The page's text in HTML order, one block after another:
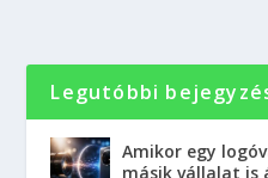
Legutóbbi
Amikor egy
másik vállalat is